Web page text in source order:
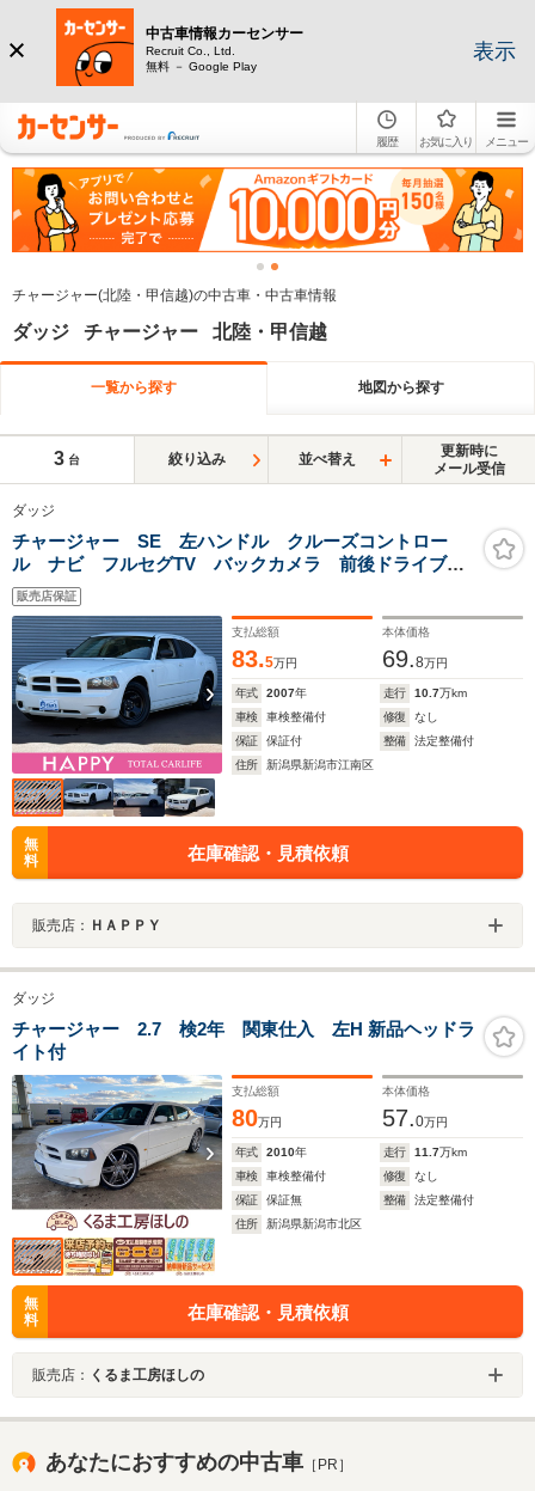
中古車情報カーセンサー
Recruit Co., Ltd.
無料 － Google Play
表示
履歴 お気に入り メニュー
チャージャー(北陸・甲信越)の中古車・中古車情報
ダッジ チャージャー 北陸・甲信越
一覧から探す 地図から探す
3 台 絞り込み 並べ替え
更新時に
メール受信
ダッジ
チャージャー SE 左ハンドル クルーズコントロー
ル ナビ フルセグTV バックカメラ 前後ドライブレ
コーダー ETC Bluetooth デュアルエアバッグ
販売店保証
支払総額
83.5万円
本体価格
69.8万円
年式 2007年 走行 10.7万km
車検
車検整備付 修復
なし
保証
保証付 整備
法定整備付
住所
新潟県新潟市江南区
無
料
在庫確認・見積依頼
販売店： ＨＡＰＰＹ
ダッジ
チャージャー 2.7 検2年 関東仕入 左H 新品ヘッドラ
イト付
支払総額
80万円
本体価格
57.0万円
年式 2010年 走行 11.7万km
車検
車検整備付 修復
なし
保証
保証無 整備
法定整備付
住所
新潟県新潟市北区
無
料
在庫確認・見積依頼
販売店： くるま工房ほしの
あなたにおすすめの中古車 ［PR］